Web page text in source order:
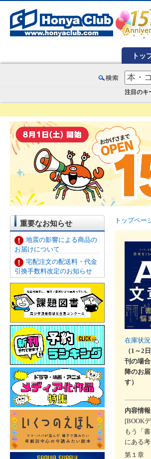
トッ
注目のキ
重要なお知らせ
地震の影響による商品の
お届けについて
宅配注文の配送料・代金
引換手数料改定のお知らせ
トップペー
在庫状況
（1～2
刊の場
降のお
す）
内容情報
[BOOK
もう「
にある
第１章